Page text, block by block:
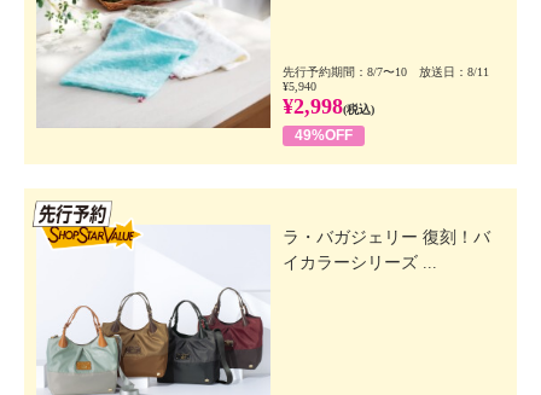
先行予約期間：8/7〜10 放送日：8/11
¥5,940
¥2,998(税込)
49%OFF
ラ・バガジェリー 復刻！バ
イカラーシリーズ ...